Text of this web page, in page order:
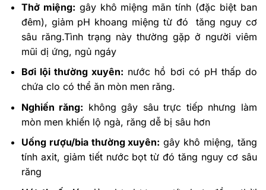
Thở miệng: gây khô miệng mãn tính (đặc biệt ban
đêm), giảm pH khoang miệng từ đó tăng nguy cơ
sâu răng.Tình trạng này thường gặp ở người viêm
mũi dị ứng, ngủ ngáy
Bơi lội thường xuyên: nước hồ bơi có pH thấp do
chứa clo có thể ăn mòn men răng.
Nghiến răng: không gây sâu trực tiếp nhưng làm
mòn men khiến lộ ngà, răng dễ bị sâu hơn
Uống rượu/bia thường xuyên: gây khô miệng, tăng
tính axit, giảm tiết nước bọt từ đó tăng nguy cơ sâu
răng